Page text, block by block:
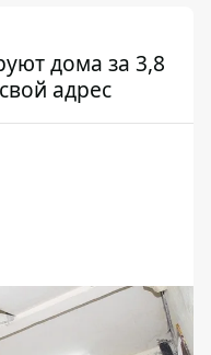
дома за 3,8
адрес